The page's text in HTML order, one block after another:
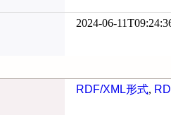
2024-06-
RDF/XML形式,